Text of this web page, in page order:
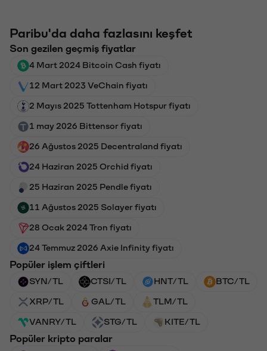
Paribu'da daha fazlasını keşfet
Son gezilen geçmiş fiyatlar
4 Mart 2024 Bitcoin Cash fiyatı
12 Mart 2023 VeChain fiyatı
2 Mayıs 2025 Tottenham Hotspur fiyatı
1 may 2026 Bittensor fiyatı
26 Ağustos 2025 Decentraland fiyatı
24 Haziran 2025 Orchid fiyatı
25 Haziran 2025 Pendle fiyatı
11 Ağustos 2025 Solayer fiyatı
28 Ocak 2024 Tron fiyatı
24 Temmuz 2026 Axie Infinity fiyatı
Popüler işlem çiftleri
SYN/TL CTSI/TL HNT/TL BTC/TL
XRP/TL GAL/TL TLM/TL
VANRY/TL STG/TL KITE/TL
Popüler kripto paralar